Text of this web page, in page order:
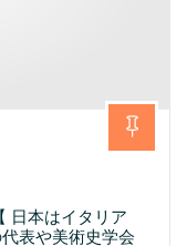
日本はイタリア
表や美術史学会